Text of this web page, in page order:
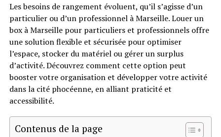
Les besoins de rangement évoluent, qu’il s’agisse d’un
particulier ou d’un professionnel à Marseille. Louer un
box à Marseille pour particuliers et professionnels offre
une solution flexible et sécurisée pour optimiser
l’espace, stocker du matériel ou gérer un surplus
d’activité. Découvrez comment cette option peut
booster votre organisation et développer votre activité
dans la cité phocéenne, en alliant praticité et
accessibilité.
Contenus de la page